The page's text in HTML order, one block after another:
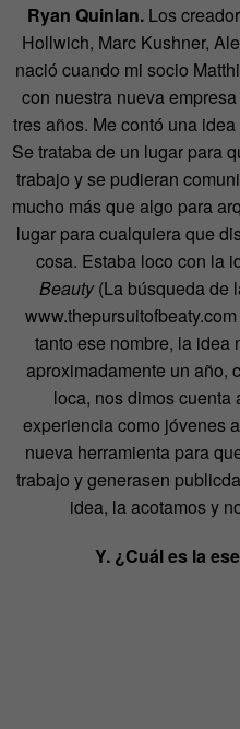
Ryan Quinlan.Los
Hollwich, Marc Kushner,
nació cuando mi socio
con nuestra nueva
tres años. Me contó una
Se trataba de un lugar para
trabajo y se pudieran
mucho más que algo para
lugar para cualquiera que
cosa. Estaba loco con la
Beauty(La búsqueda de
tanto ese nombre, la idea
aproximadamente un año,
loca, nos dimos cuenta
experiencia como jóvenes
nueva herramienta para
trabajo y generasen
idea, la acotamos y
Y. ¿Cuál es la